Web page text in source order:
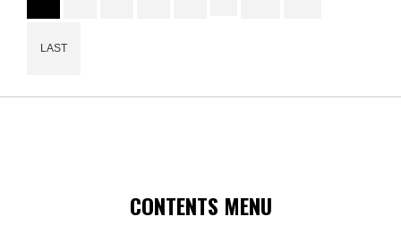
LAST
CONTENTS MENU